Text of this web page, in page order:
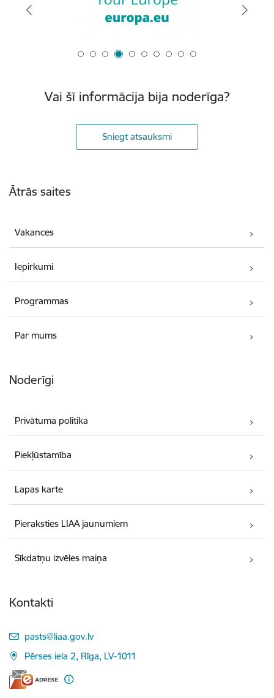
Vai šī informācija bija noderīga?
Sniegt atsauksmi
Ātrās saites
Vakances
Iepirkumi
Programmas
Par mums
Noderīgi
Privātuma politika
Piekļūstamība
Lapas karte
Pieraksties LIAA jaunumiem
Sīkdatņu izvēles maiņa
Kontakti
E-pasts:
pasts@liaa.gov.lv
Pērses iela 2, Rīga, LV-1011